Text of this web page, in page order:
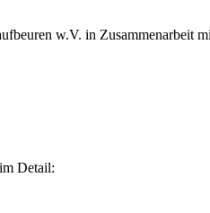
w.V. in Zusammenarbeit
Detail: